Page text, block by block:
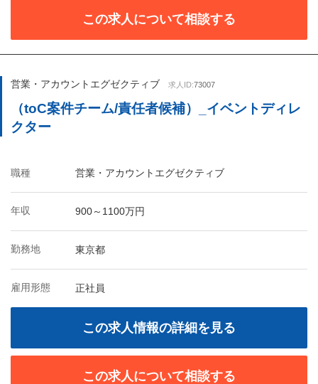
この求人について相談する
営業・アカウントエグゼクティブ 求人ID:73007
（toC案件チーム/責任者候補）_イベントディレ
クター
職種 営業・アカウントエグゼクティブ
年収 900～1100万円
勤務地 東京都
雇用形態 正社員
この求人情報の詳細を見る
この求人について相談する